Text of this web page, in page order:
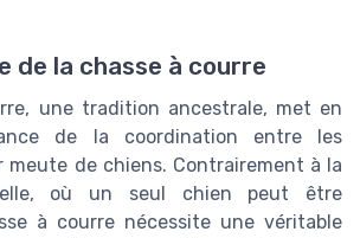
de la chasse à courre
une tradition ancestrale, met en
de la coordination entre les
meute de chiens. Contrairement à la
où un seul chien peut être
à courre nécessite une véritable